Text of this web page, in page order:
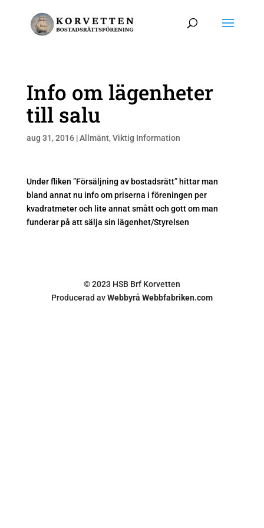
Info om lägenheter
till salu
aug 31, 2016|Allmänt,Viktig Information
Under fliken ”Försäljning av bostadsrätt” hittar man
bland annat nu info om priserna i föreningen per
kvadratmeter och lite annat smått och gott om man
funderar på att sälja sin lägenhet/Styrelsen
© 2023 HSB Brf Korvetten
Producerad avWebbyrå Webbfabriken.com